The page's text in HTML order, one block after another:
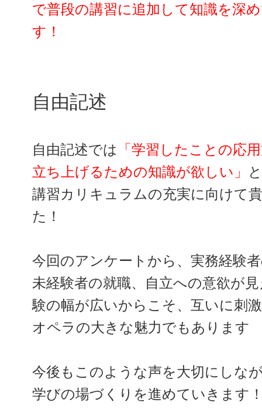
で普段の講習に追加して知識を深
す！
自由記述
自由記述では
「学習したことの応
立ち上げるための知識が欲しい」
講習カリキュラムの充実に向けて
た！
今回のアンケートから、実務経験
未経験者の就職、自立への意欲が
験の幅が広いからこそ、互いに刺
オペラの大きな魅力でもあります
今後もこのような声を大切にしな
学びの場づくりを進めていきます